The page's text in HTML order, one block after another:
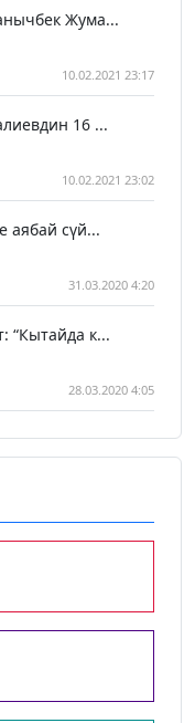
Жума...
10.02.2021 23:17
16 ...
10.02.2021 23:02
аябай сүй...
31.03.2020 4:20
“Кытайда к...
28.03.2020 4:05